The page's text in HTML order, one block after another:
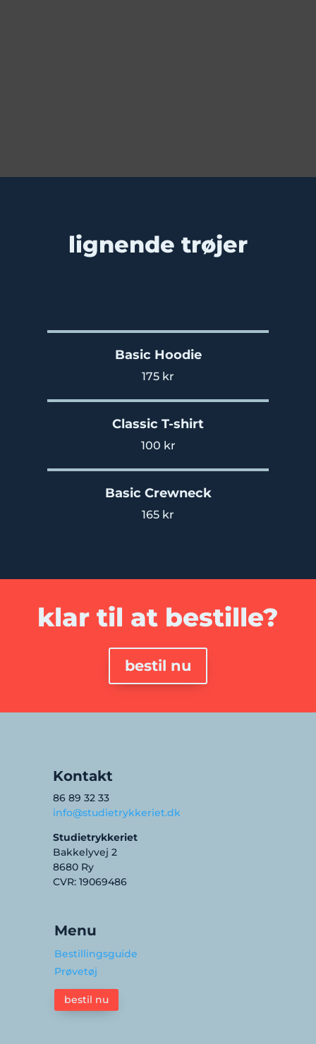
lignende trøjer
Basic Hoodie
175 kr
Classic T-shirt
100 kr
Basic Crewneck
165 kr
klar til at bestille?
bestil nu
Kontakt
86 89 32 33
info@studietrykkeriet.dk
Studietrykkeriet
Bakkelyvej 2
8680 Ry
CVR: 19069486
Menu
Bestillingsguide
Prøvetøj
bestil nu